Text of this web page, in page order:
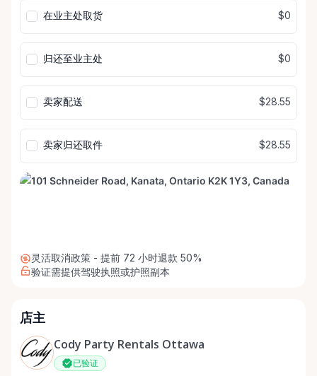
入
在业主处取货 $0
归还至业主处 $0
卖家配送 $28.55
卖家归还取件 $28.55
灵活取消政策 - 提前 72 小时退款 50%
验证需提供驾驶执照或护照副本
店主
Cody Party Rentals Ottawa
已验证